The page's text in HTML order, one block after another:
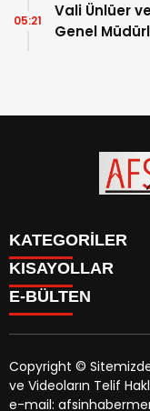
Vali Ünlüer
Genel
05:21
KATEGORİLER
SİYASET
EĞİTİM
MAGAZİN
MANŞETLER
ÖZEL HABER
KISAYOLLAR
SİYASET
EĞİTİM
KÜLTÜR SANAT
MAGAZİN
E-BÜLTEN
afsinhaber.com e-
Copyright © Sitemizde
ve Videoların Telif
e-mail: